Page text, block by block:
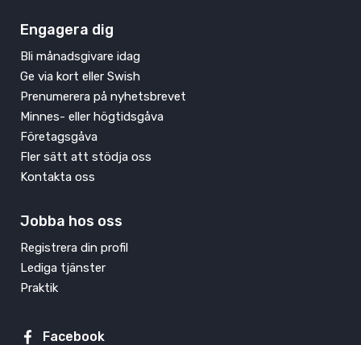
Engagera dig
Bli månadsgivare idag
Ge via kort eller Swish
Prenumerera på nyhetsbrevet
Minnes- eller högtidsgåva
Företagsgåva
Fler sätt att stödja oss
Kontakta oss
Jobba hos oss
Registrera din profil
Lediga tjänster
Praktik
Facebook